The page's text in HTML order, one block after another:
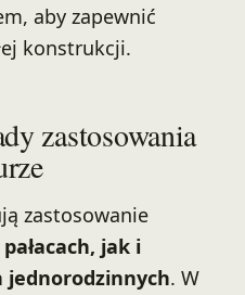
aby zapewnić
konstrukcji.
zastosowania
zastosowanie
jak i
jednorodzinnych. W